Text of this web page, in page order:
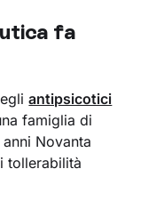
fa
antipsicotici
famiglia di
Novanta
tollerabilità